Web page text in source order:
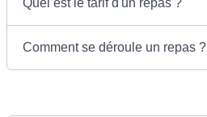
Quel est le tarif d'un repas ?
Comment se déroule un repas ?